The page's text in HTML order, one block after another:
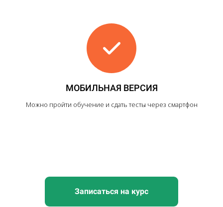
МОБИЛЬНАЯ ВЕРСИЯ
Можно пройти обучение и сдать тесты через смартфон
Записаться на курс